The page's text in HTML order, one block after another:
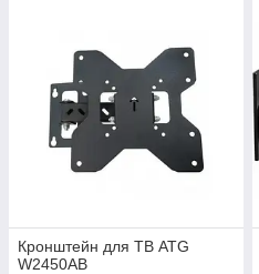
Кронштейн для ТВ ATG
W2450AB